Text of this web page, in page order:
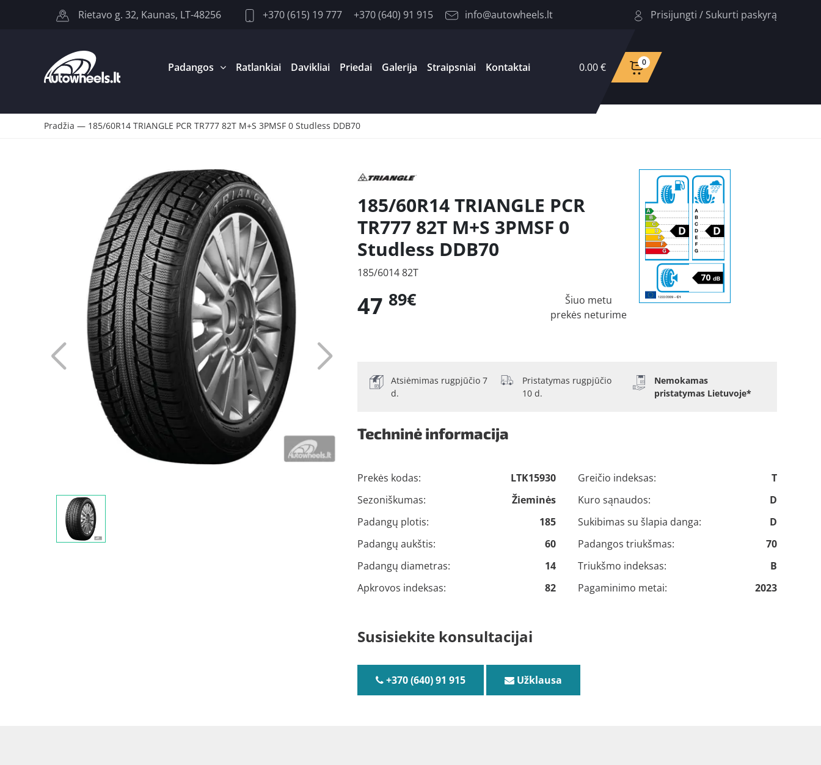
Rietavo g. 32, Kaunas, LT-48256 +370 (615) 19 777 +370 (640) 91 915 info@autowheels.lt Prisijungti / Sukurti paskyrą
Padangos Ratlankiai Davikliai Priedai Galerija Straipsniai Kontaktai 0.00 € 0
Pradžia — 185/60R14 TRIANGLE PCR TR777 82T M+S 3PMSF 0 Studless DDB70
185/60R14 TRIANGLE PCR
TR777 82T M+S 3PMSF 0
Studless DDB70
185/6014 82T
47 89€
Šiuo metu
prekės neturime
Atsiėmimas rugpjūčio 7
d.
Pristatymas rugpjūčio
10 d.
Nemokamas
pristatymas Lietuvoje*
Techninė informacija
Prekės kodas:
LTK15930
Sezoniškumas:
Žieminės
Padangų plotis:
185
Padangų aukštis:
60
Padangų diametras:
14
Apkrovos indeksas:
82
Greičio indeksas:
T
Kuro sąnaudos:
D
Sukibimas su šlapia danga:
D
Padangos triukšmas:
70
Triukšmo indeksas:
B
Pagaminimo metai:
2023
Susisiekite konsultacijai
+370 (640) 91 915 Užklausa